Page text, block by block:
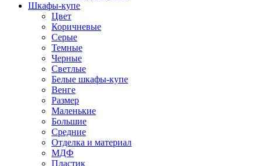
Шкафы-купе
Цвет
Коричневые
Серые
Темные
Черные
Светлые
Белые шкафы-купе
Венге
Размер
Маленькие
Большие
Средние
Отделка и материал
МДФ
Пластик